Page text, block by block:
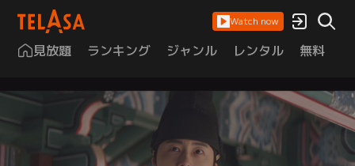
Watch now
見放題 ランキング ジャンル レンタル 無料